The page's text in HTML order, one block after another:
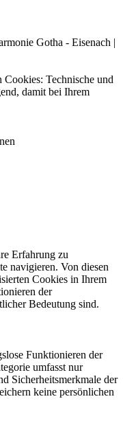
Gotha - Eisenach |
Cookies: Technische und
damit bei Ihrem
Erfahrung zu
navigieren. Von diesen
Cookies in Ihrem
der
Bedeutung sind.
Funktionieren der
umfasst nur
Sicherheitsmerkmale der
keine persönlichen